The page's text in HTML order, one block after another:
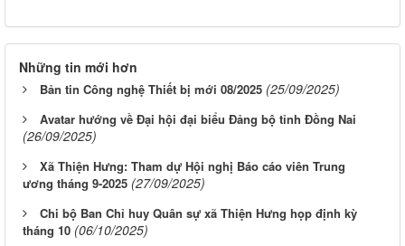
Những tin mới hơn
Bản tin Công nghệ Thiết bị mới 08/2025 (25/09/2025)
Avatar hướng về Đại hội đại biểu Đảng bộ tỉnh Đồng Nai
(26/09/2025)
Xã Thiện Hưng: Tham dự Hội nghị Báo cáo viên Trung
ương tháng 9-2025 (27/09/2025)
Chi bộ Ban Chỉ huy Quân sự xã Thiện Hưng họp định kỳ
tháng 10 (06/10/2025)